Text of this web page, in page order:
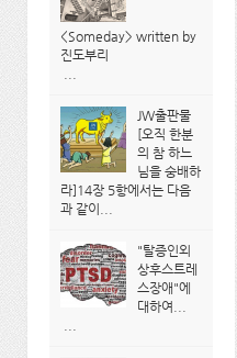
<Someday> written by
진도부리
JW출판물
[오직 한분
의 참 하느
님을 숭배하
라]14장 5항에서는 다음
과 같이...
"탈증인외
상후스트레
스장애"에
대하여...